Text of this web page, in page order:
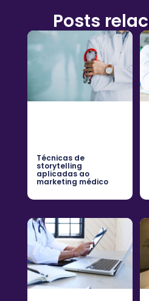
Posts
Técnicas de
storytelling
aplicadas ao
marketing médico